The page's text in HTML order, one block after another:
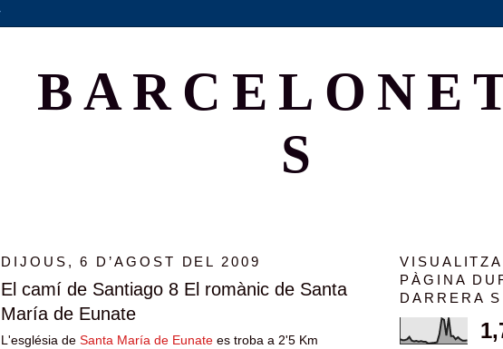
S
DIJOUS, 6 D’AGOST DEL 2009
El camí de Santiago 8 El romànic de Santa
María de Eunate
L'església de Santa María de Eunate es troba a 2'5 Km
PÀGINA
DARRERA